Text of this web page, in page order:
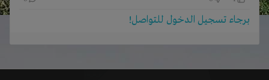
برجاء تسجيل الدخول للتواصل!